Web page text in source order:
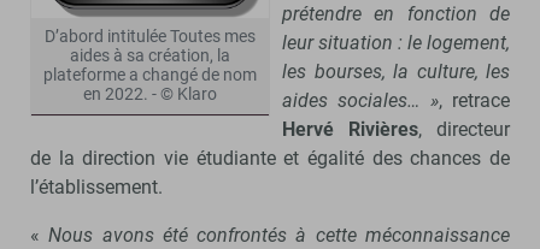
D’abord intitulée Toutes mes
aides à sa création, la
plateforme a changé de nom
en 2022. - © Klaro
prétendre en fonction de
leur situation : le logement,
les bourses, la culture, les
aides sociales… », retrace
Hervé Rivières, directeur
de la direction vie étudiante et égalité des chances de
l’établissement.
«Nous avons été confrontés à cette méconnaissance